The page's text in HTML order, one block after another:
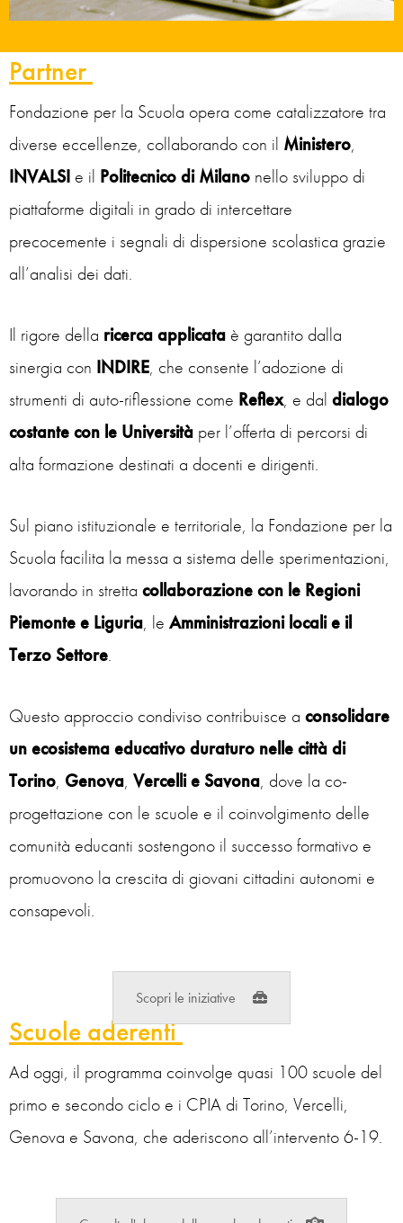
Partner
Fondazione per la Scuola opera come catalizzatore tra
diverse eccellenze, collaborando con il Ministero,
INVALSI e il Politecnico di Milano nello sviluppo di
piattaforme digitali in grado di intercettare
precocemente i segnali di dispersione scolastica grazie
all’analisi dei dati.
Il rigore della ricerca applicata è garantito dalla
sinergia con INDIRE, che consente l’adozione di
strumenti di auto-riflessione come Reflex, e dal dialogo
costante con le Università per l’offerta di percorsi di
alta formazione destinati a docenti e dirigenti.
Sul piano istituzionale e territoriale, la Fondazione per la
Scuola facilita la messa a sistema delle sperimentazioni,
lavorando in stretta collaborazione con le Regioni
Piemonte e Liguria, le Amministrazioni locali e il
Terzo Settore.
Questo approccio condiviso contribuisce a consolidare
un ecosistema educativo duraturo nelle città di
Torino, Genova, Vercelli e Savona, dove la co-
progettazione con le scuole e il coinvolgimento delle
comunità educanti sostengono il successo formativo e
promuovono la crescita di giovani cittadini autonomi e
consapevoli.
Scopri le iniziative
Scuole aderenti
Ad oggi, il programma coinvolge quasi 100 scuole del
primo e secondo ciclo e i CPIA di Torino, Vercelli,
Genova e Savona, che aderiscono all’intervento 6-19.